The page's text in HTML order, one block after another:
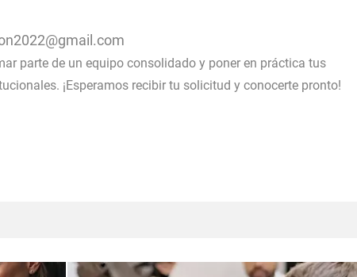
parte de un equipo consolidado y poner en práctica tus
¡Esperamos recibir tu solicitud y conocerte pronto!